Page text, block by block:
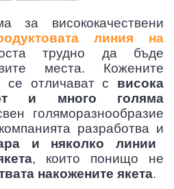
за висококачествени
линия на
трудно да бъде
места. Кожените
се отличават с висока
и много голяма
голяморазнообразие
разработва и
и няколко линии
, които понищо не
накожените якета.